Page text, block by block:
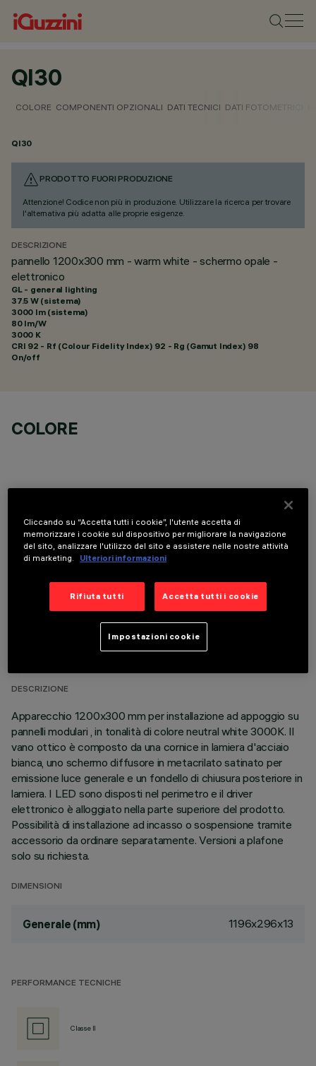
QI30
COLORE COMPONENTI OPZIONALI DATI TECNICI DATI FOTOMETRICI
QI30
PRODOTTO FUORI PRODUZIONE
Attenzione! Codice non più in produzione. Utilizzare la ricerca per trovare
l'alternativa più adatta alle proprie esigenze.
DESCRIZIONE
pannello 1200x300 mm - warm white - schermo opale -
elettronico
GL - general lighting
37.5 W (sistema)
3000 lm (sistema)
80 lm/W
3000 K
CRI 92 - Rf (Colour Fidelity Index) 92 - Rg (Gamut Index) 98
On/off
COLORE
COMPONENTI OPZIONALI
DATI TECNICI
ULTIMO AGGIORNAMENTO: 02/08/2026
DESCRIZIONE
Apparecchio 1200x300 mm per installazione ad appoggio su
pannelli modulari , in tonalità di colore neutral white 3000K. Il
vano ottico è composto da una cornice in lamiera d'acciaio
bianca, uno schermo diffusore in metacrilato satinato per
emissione luce generale e un fondello di chiusura posteriore in
lamiera. I LED sono disposti nel perimetro e il driver
elettronico è alloggiato nella parte superiore del prodotto.
Possibilità di installazione ad incasso o sospensione tramite
accessorio da ordinare separatamente. Versioni a plafone
solo su richiesta.
DIMENSIONI
Generale (mm) 1196x296x13
PERFORMANCE TECNICHE
Classe II
Cliccando su “Accetta tutti i cookie”, l'utente accetta di
memorizzare i cookie sul dispositivo per migliorare la navigazione
del sito, analizzare l'utilizzo del sito e assistere nelle nostre attività
di marketing.
Ulteriori informazioni
Rifiuta tutti Accetta tutti i cookie
Impostazioni cookie